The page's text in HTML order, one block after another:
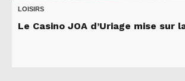
LOISIRS
Le Casino JOA d’Uriage mise sur